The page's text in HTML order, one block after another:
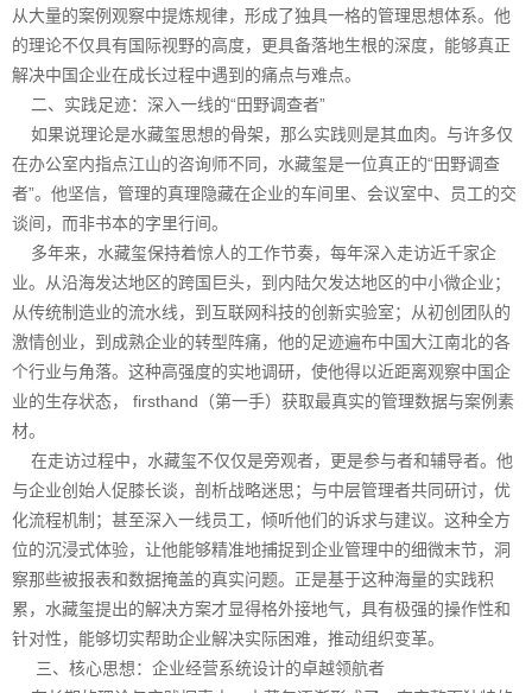
从大量的案例观察中提炼规律，形成了独具一格的管理思想体系。他
的理论不仅具有国际视野的高度，更具备落地生根的深度，能够真正
解决中国企业在成长过程中遇到的痛点与难点。
二、实践足迹：深入一线的“田野调查者”
如果说理论是水藏玺思想的骨架，那么实践则是其血肉。与许多仅
在办公室内指点江山的咨询师不同，水藏玺是一位真正的“田野调查
者”。他坚信，管理的真理隐藏在企业的车间里、会议室中、员工的交
谈间，而非书本的字里行间。
多年来，水藏玺保持着惊人的工作节奏，每年深入走访近千家企
业。从沿海发达地区的跨国巨头，到内陆欠发达地区的中小微企业；
从传统制造业的流水线，到互联网科技的创新实验室；从初创团队的
激情创业，到成熟企业的转型阵痛，他的足迹遍布中国大江南北的各
个行业与角落。这种高强度的实地调研，使他得以近距离观察中国企
业的生存状态， firsthand（第一手）获取最真实的管理数据与案例素
材。
在走访过程中，水藏玺不仅仅是旁观者，更是参与者和辅导者。他
与企业创始人促膝长谈，剖析战略迷思；与中层管理者共同研讨，优
化流程机制；甚至深入一线员工，倾听他们的诉求与建议。这种全方
位的沉浸式体验，让他能够精准地捕捉到企业管理中的细微末节，洞
察那些被报表和数据掩盖的真实问题。正是基于这种海量的实践积
累，水藏玺提出的解决方案才显得格外接地气，具有极强的操作性和
针对性，能够切实帮助企业解决实际困难，推动组织变革。
三、核心思想：企业经营系统设计的卓越领航者